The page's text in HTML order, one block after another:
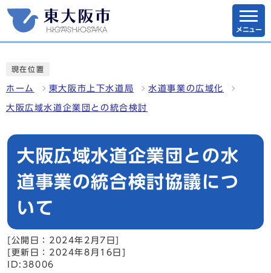
メニュー
現在位置
ホーム 東大阪市上下水道局 水道事業の広域化
大阪広域水道企業団との統合検討
大阪広域水道企業団との水
道事業の統合検討協議につ
いて
[公開日：2024年2月7日]
[更新日：2024年8月16日]
ID:38006